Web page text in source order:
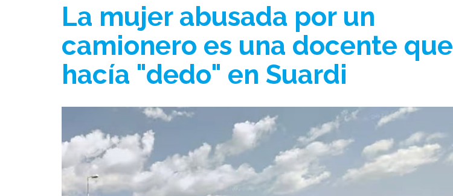
La mujer abusada por un
camionero es una docente que
hacía "dedo" en Suardi